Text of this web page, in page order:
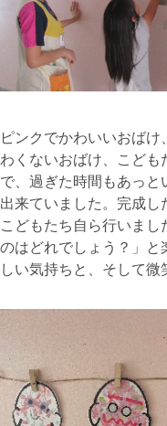
ピンクでかわいいおば
わくないおばけ、こども
で、過ぎた時間もあっ
出来ていました。完成
こどもたち自ら行いま
のはどれでしょう？」
しい気持ちと、そして微